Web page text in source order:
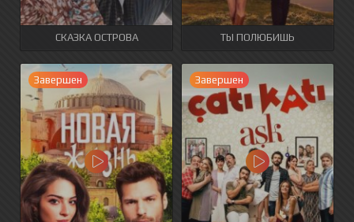
СКАЗКА ОСТРОВА ТЫ ПОЛЮБИШЬ
Завершен Завершен